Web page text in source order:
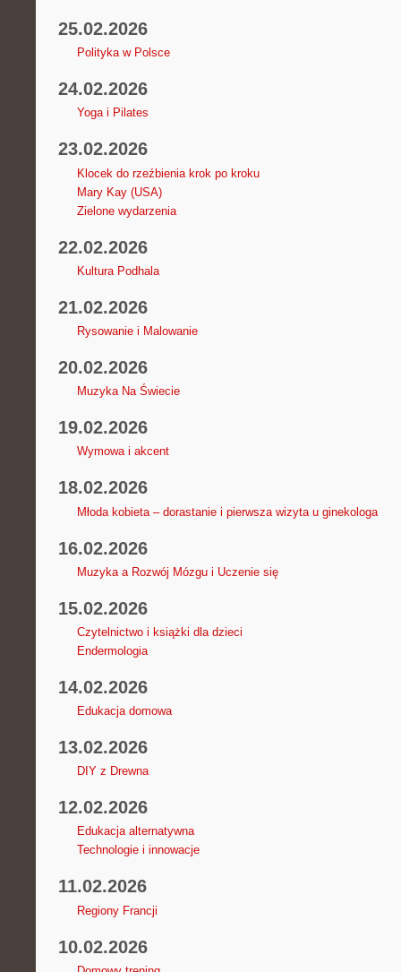
25.02.2026
Polityka w Polsce
24.02.2026
Yoga i Pilates
23.02.2026
Klocek do rzeźbienia krok po kroku
Mary Kay (USA)
Zielone wydarzenia
22.02.2026
Kultura Podhala
21.02.2026
Rysowanie i Malowanie
20.02.2026
Muzyka Na Świecie
19.02.2026
Wymowa i akcent
18.02.2026
Młoda kobieta – dorastanie i pierwsza wizyta u ginekologa
16.02.2026
Muzyka a Rozwój Mózgu i Uczenie się
15.02.2026
Czytelnictwo i książki dla dzieci
Endermologia
14.02.2026
Edukacja domowa
13.02.2026
DIY z Drewna
12.02.2026
Edukacja alternatywna
Technologie i innowacje
11.02.2026
Regiony Francji
10.02.2026